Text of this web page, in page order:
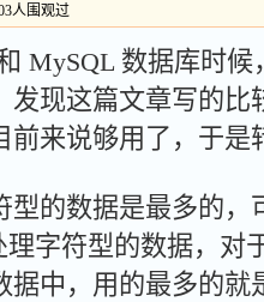
人围观过
数据库时候
发现这篇文章写的比
前来说够用了，于是
的数据是最多的，
理字符型的数据，对
中，用的最多的就